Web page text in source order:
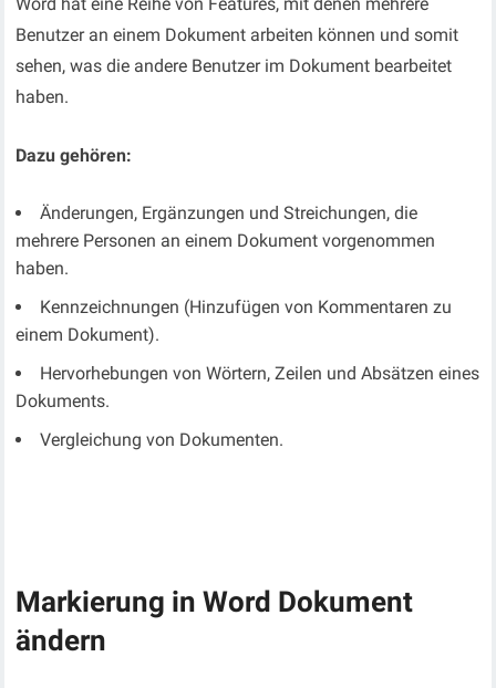
Word hat eine Reihe von Features, mit denen mehrere
Benutzer an einem Dokument arbeiten können und somit
sehen, was die andere Benutzer im Dokument bearbeitet
haben.
Dazu gehören:
Änderungen, Ergänzungen und Streichungen, die
mehrere Personen an einem Dokument vorgenommen
haben.
Kennzeichnungen (Hinzufügen von Kommentaren zu
einem Dokument).
Hervorhebungen von Wörtern, Zeilen und Absätzen eines
Dokuments.
Vergleichung von Dokumenten.
Markierung in Word Dokument
ändern